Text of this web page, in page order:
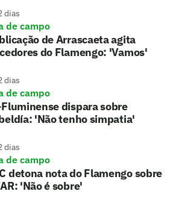
dias
de campo
de Arrascaeta agita
do Flamengo: 'Vamos'
dias
de campo
dispara sobre
'Não tenho simpatia'
dias
de campo
detona nota do Flamengo sobre
'Não é sobre'